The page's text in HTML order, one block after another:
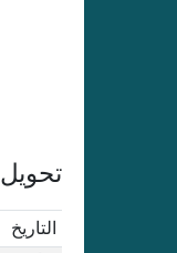
تحويل 20000 دولار أمريكي إلى الليرة التركية أغسطس 2026
التاريخ